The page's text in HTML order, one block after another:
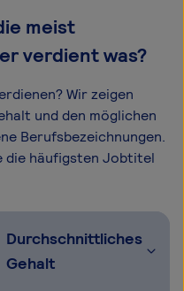
meist
verdient was?
Wir zeigen
und den möglichen
Berufsbezeichnungen.
die häufigsten Jobtitel
Durchschnittliches
Gehalt